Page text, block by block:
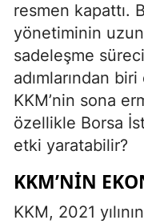
resmen kapattı.
yönetiminin
sadeleşme
adımlarından
KKM’nin sona
özellikle Borsa
etki yaratabilir?
KKM’NIN
KKM, 2021